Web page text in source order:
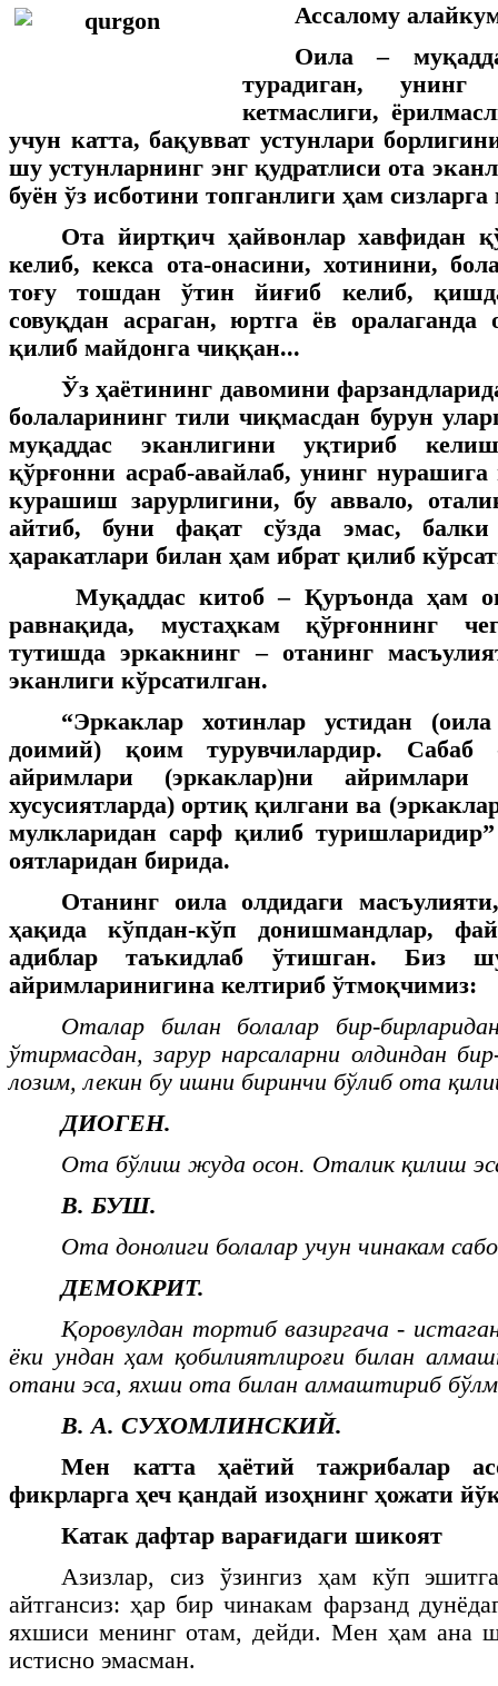
Ассалому
Оила –
турадиган,
кетмаслиги,
учун катта, бақувват устунлари
шу устунларнинг энг қудратлиси ота
буён ўз исботини топганлиги ҳам
Ота йиртқич ҳайвонлар хавфидан
келиб, кекса ота-онасини, хотинини,
тоғу тошдан ўтин йиғиб келиб,
совуқдан асраган, юртга ёв
қилиб майдонга чиққан...
Ўз ҳаётининг давомини
болаларининг тили чиқмасдан бурун
муқаддас эканлигини уқтириб
қўрғонни асраб-авайлаб, унинг
курашиш зарурлигини, бу аввало,
айтиб, буни фақат сўзда эмас, балки
ҳаракатлари билан ҳам ибрат қилиб
Муқаддас китоб – Қуръонда ҳам
равнақида, мустаҳкам қўрғоннинг
тутишда эркакнинг – отанинг
эканлиги кўрсатилган.
“Эркаклар хотинлар устидан
доимий) қоим турувчилардир.
айримлари (эркаклар)ни айримлари
хусусиятларда) ортиқ қилгани ва
мулкларидан сарф қилиб
оятларидан бирида.
Отанинг оила олдидаги
ҳақида кўпдан-кўп донишмандлар,
адиблар таъкидлаб ўтишган. Биз
айримларинигина келтириб ўтмоқчимиз:
Оталар билан болалар бир-
ўтирмасдан, зарур нарсаларни олдиндан
лозим, лекин бу ишни биринчи бўлиб ота
ДИОГЕН.
Ота бўлиш жуда осон. Оталик қилиш
В. БУШ.
Ота донолиги болалар учун чинакам
ДЕМОКРИТ.
Қоровулдан тортиб вазиргача -
ёки ундан ҳам қобилиятлироғи билан
отани эса, яхши ота билан алмаштириб
В. А. СУХОМЛИНСКИЙ.
Мен катта ҳаётий тажрибалар
фикрларга ҳеч қандай изоҳнинг ҳожати
Катак дафтар варағидаги шикоят
Азизлар, сиз ўзингиз ҳам кўп
айтгансиз: ҳар бир чинакам фарзанд
яхшиси менинг отам, дейди. Мен ҳам ана
истисно эмасман.